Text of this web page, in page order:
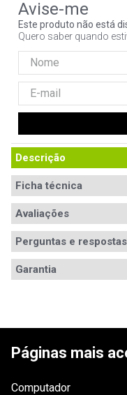
Este produto não está
Quero saber quando
Descrição
Ficha técnica
Avaliações
Avaliações
ESCREVER
Perguntas e respostas
Garantia
Páginas mais
Computador